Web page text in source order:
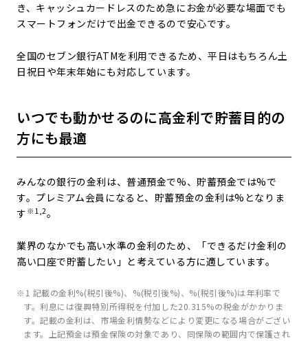
き、キャッシュカードレスのため急にお金が必要な場面でも
スマートフォンだけで出金できるので安心です。
全国のセブン銀行ATMを利用できるため、平日はもちろん土
日祝日や年末年始にも対応しています。
いつでも動かせるのに高金利で貯蓄目的の
方にも最適
みんなの銀行の金利は、普通預金で%、貯蓄預金では%で
す。プレミアム会員になると、貯蓄預金の金利は%となりま
す ※1,2。
業界のなかでも高い水準の金利のため、「できるだけ金利の
高い口座で貯蓄したい」と考えている方に適しています。
※1 記載の金利%(税引後%)、 %(税引後%)、 %(税引後%)は年利率で
す。利息には復興特別所得税を付加した20.315%の税金がかかりま
す。記載の金利は、市場金利情勢などにより変更になる場合がござい
ます。上記預金は預金保険の対象であり、同保険の範囲内で保護され